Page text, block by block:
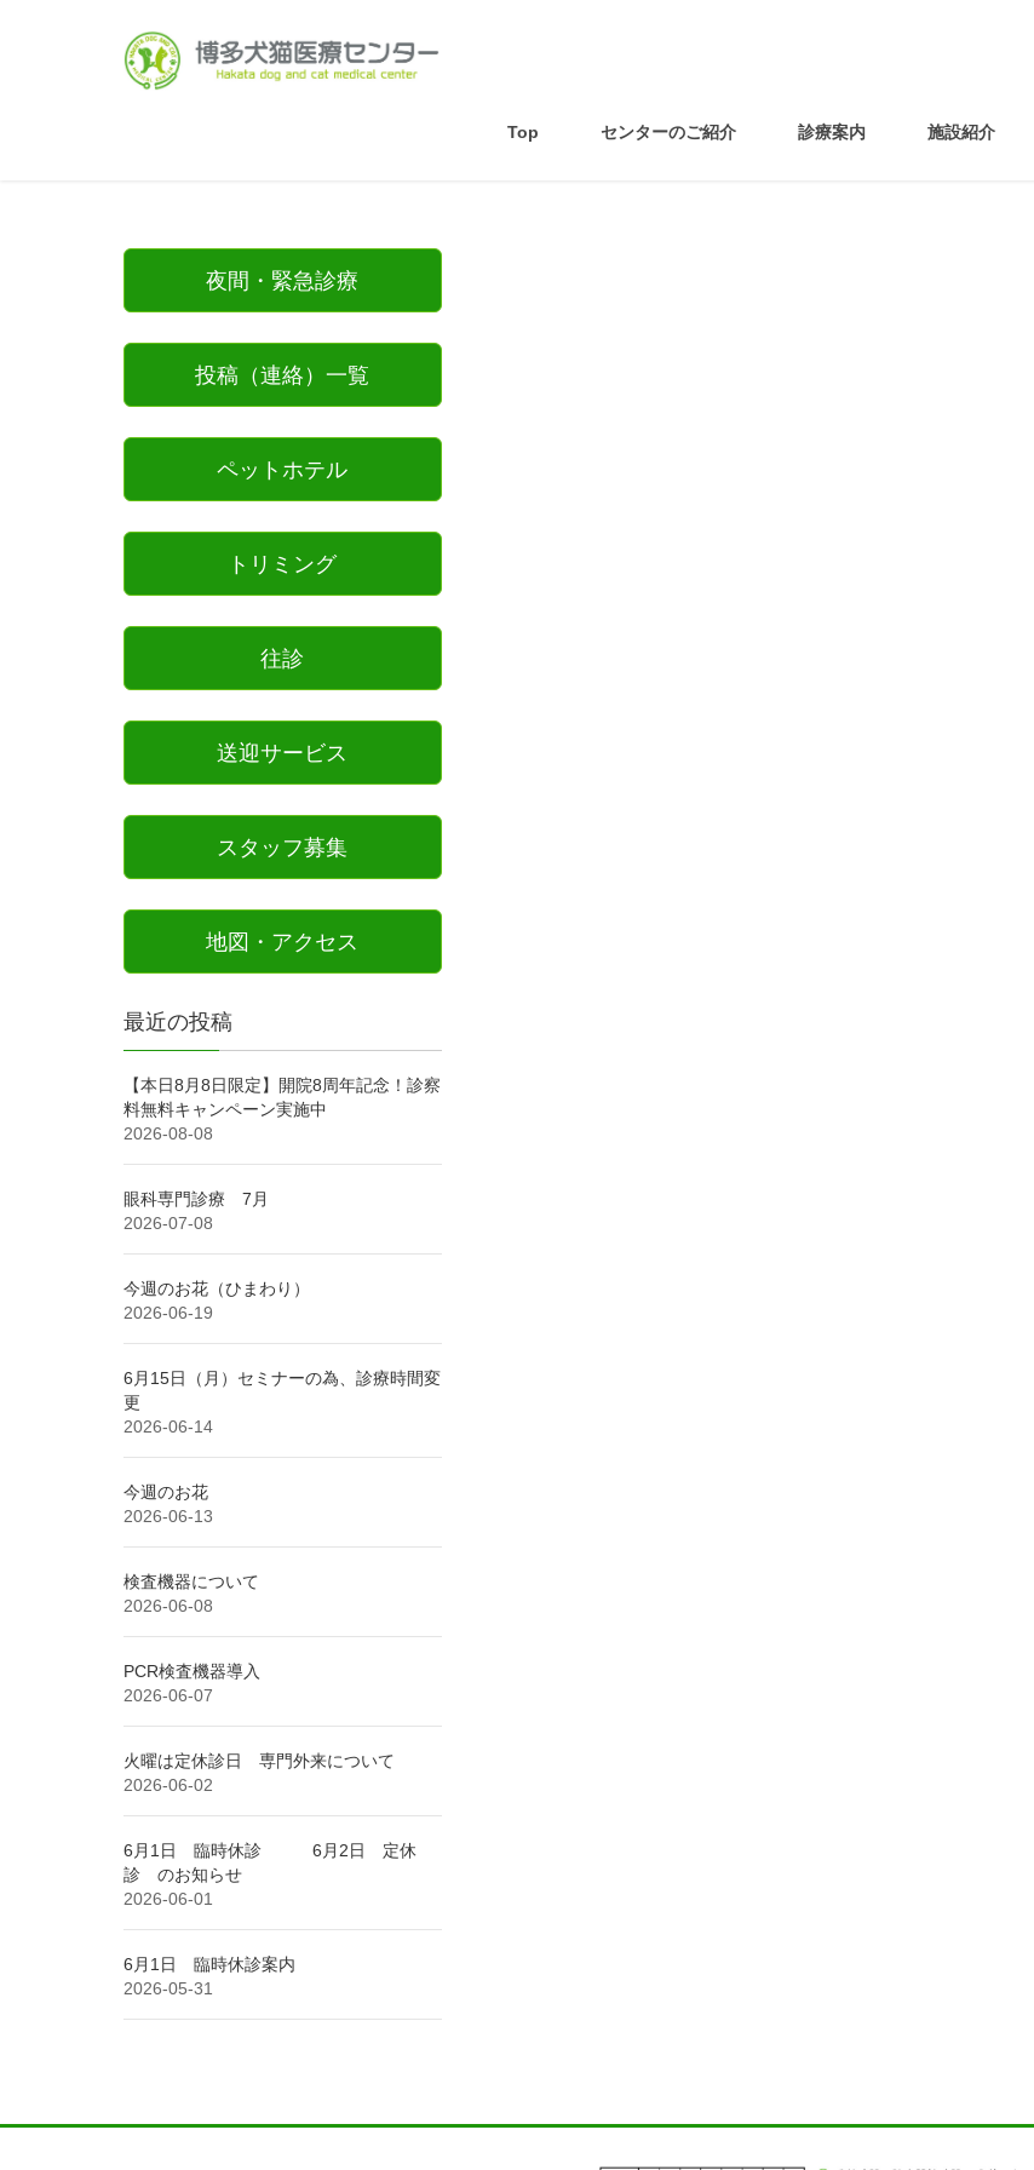
Top センターのご紹介 診療案内 施設紹介
夜間・緊急診療
投稿（連絡）一覧
ペットホテル
トリミング
往診
送迎サービス
スタッフ募集
地図・アクセス
最近の投稿
【本日8月8日限定】開院8周年記念！診察
料無料キャンペーン実施中
2026-08-08
眼科専門診療 7月
2026-07-08
今週のお花（ひまわり）
2026-06-19
6月15日（月）セミナーの為、診療時間変
更
2026-06-14
今週のお花
2026-06-13
検査機器について
2026-06-08
PCR検査機器導入
2026-06-07
火曜は定休診日 専門外来について
2026-06-02
6月1日 臨時休診 6月2日 定休
診 のお知らせ
2026-06-01
6月1日 臨時休診案内
2026-05-31